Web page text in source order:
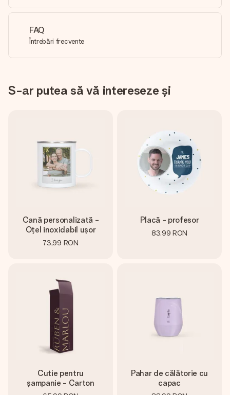
FAQ
Întrebări frecvente
S-ar putea să vă intereseze și
Cană personalizată -
Oțel inoxidabil ușor
73,99 RON
Placă - profesor
83,99 RON
Cutie pentru
șampanie - Carton
Pahar de călătorie cu
capac